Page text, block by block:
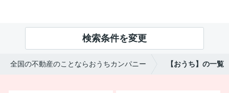
検索条件を変更
全国の不動産のことならおうちカンパニー 【おうち】の一覧